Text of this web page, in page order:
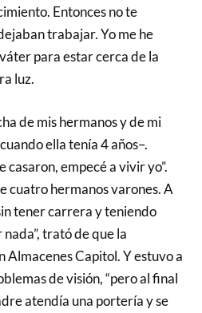
Entonces no te
trabajar. Yo me he
para estar cerca de la
luz.
de mis hermanos y de mi
ella tenía 4 años–.
casaron, empecé a vivir yo”.
cuatro hermanos varones. A
tener carrera y teniendo
trató de que la
Capitol. Y estuvo a
de visión, “pero al final
atendía una portería y se